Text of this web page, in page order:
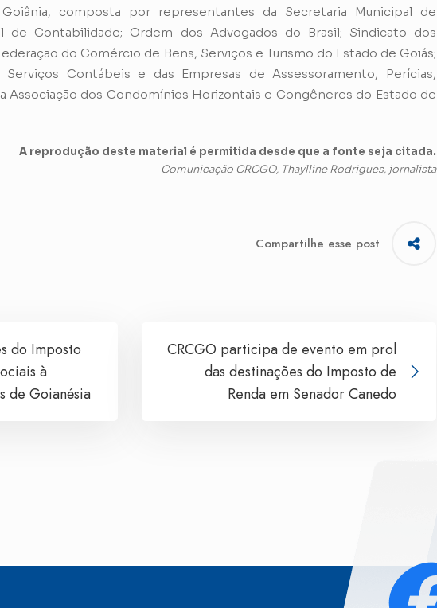
composta por representantes da Secretaria Municipal de
de Contabilidade; Ordem dos Advogados do Brasil; Sindicato dos
do Comércio de Bens, Serviços e Turismo do Estado de Goiás;
Contábeis e das Empresas de Assessoramento, Perícias,
Associação dos Condomínios Horizontais e Congêneres do Estado de
A reprodução deste material é permitida desde que a fonte seja citada.
Comunicação CRCGO, Thaylline Rodrigues, jornalista
Compartilhe esse post
do Imposto
à
de Goianésia
CRCGO participa de evento em prol
das destinações do Imposto de
Renda em Senador Canedo